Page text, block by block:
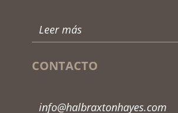
Leer más
CONTACTO
info@halbraxtonhayes.com